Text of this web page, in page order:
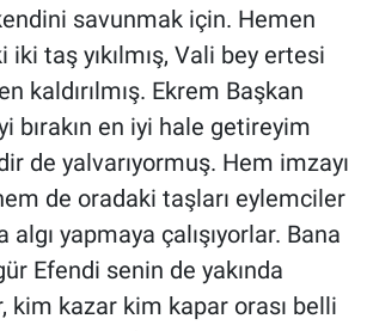
savunmak için. Hemen
taş yıkılmış, Vali bey ertesi
kaldırılmış. Ekrem Başkan
bırakın en iyi hale getireyim
de yalvarıyormuş. Hem imzayı
de oradaki taşları eylemciler
algı yapmaya çalışıyorlar. Bana
Efendi senin de yakında
kim kazar kim kapar orası belli